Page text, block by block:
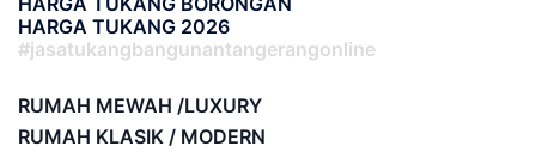
HARGA TUKANG 2026
#jasatukangbangunantangerangonline
RUMAH MEWAH /LUXURY
RUMAH KLASIK / MODERN